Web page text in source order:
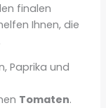
finalen
Ihnen, die
Paprika und
Tomaten.